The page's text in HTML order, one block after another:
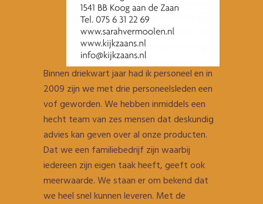
Binnen driekwart jaar had ik personeel en in
2009 zijn we met drie personeelsleden een
vof geworden. We hebben inmiddels een
hecht team van zes mensen dat deskundig
advies kan geven over al onze producten.
Dat we een familiebedrijf zijn waarbij
iedereen zijn eigen taak heeft, geeft ook
meerwaarde. We staan er om bekend dat
we heel snel kunnen leveren. Met de